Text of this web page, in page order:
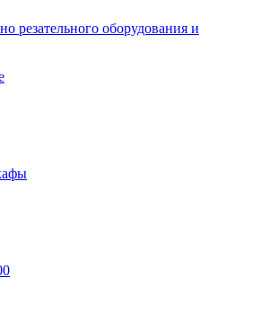
резательного оборудования и